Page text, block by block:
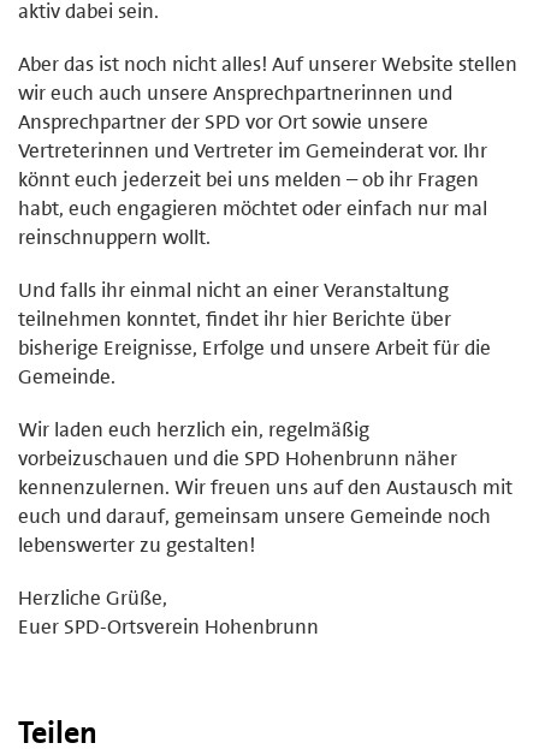
aktiv dabei sein.
Aber das ist noch nicht alles! Auf unserer Website stellen
wir euch auch unsere Ansprechpartnerinnen und
Ansprechpartner der SPD vor Ort sowie unsere
Vertreterinnen und Vertreter im Gemeinderat vor. Ihr
könnt euch jederzeit bei uns melden – ob ihr Fragen
habt, euch engagieren möchtet oder einfach nur mal
reinschnuppern wollt.
Und falls ihr einmal nicht an einer Veranstaltung
teilnehmen konntet, findet ihr hier Berichte über
bisherige Ereignisse, Erfolge und unsere Arbeit für die
Gemeinde.
Wir laden euch herzlich ein, regelmäßig
vorbeizuschauen und die SPD Hohenbrunn näher
kennenzulernen. Wir freuen uns auf den Austausch mit
euch und darauf, gemeinsam unsere Gemeinde noch
lebenswerter zu gestalten!
Herzliche Grüße,
Euer SPD-Ortsverein Hohenbrunn
Teilen